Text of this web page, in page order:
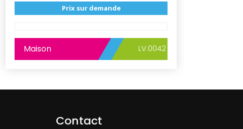
Prix sur demande
Maison LV.0042
Contact